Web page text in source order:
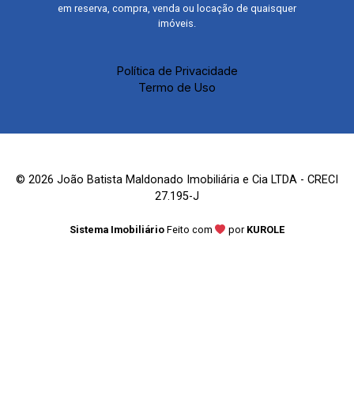
em reserva, compra, venda ou locação de quaisquer
imóveis.
Política de Privacidade
Termo de Uso
© 2026 João Batista Maldonado Imobiliária e Cia LTDA - CRECI
27.195-J
Sistema Imobiliário Feito com por KUROLE